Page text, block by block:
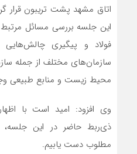
اتاق مشهد پشت تریبون قرار
این جلسه بررسی مسائل
فولاد و پیگیری
سازمان‌های مختلف از جمله
محیط زیست و منابع طبیعی
وی افزود: امید است با
ذی‌ربط حاضر در این جلسه،
مطلوب دست یابیم.